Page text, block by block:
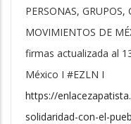
PERSONAS,
MOVIMIENTOS DE
firmas actualizada al
México I #EZLN I
https://
solidaridad-con-el-